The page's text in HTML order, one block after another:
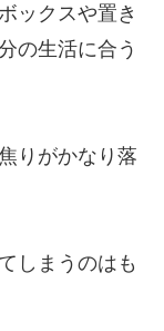
ックスや置き
の生活に合う
りがかなり落
しまうのはも